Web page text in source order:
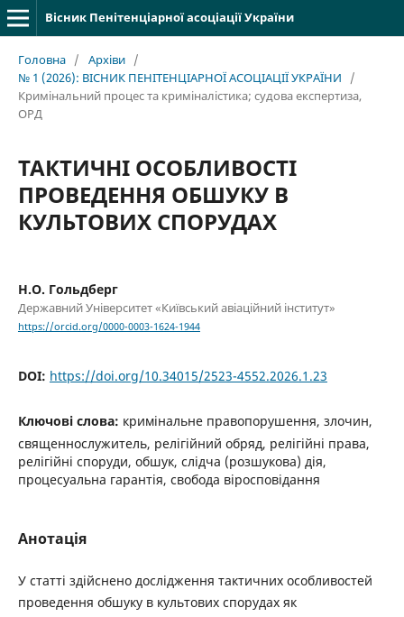
Вісник Пенітенціарної асоціації України
Головна / Архіви /
№ 1 (2026): ВІСНИК ПЕНІТЕНЦІАРНОЇ АСОЦІАЦІЇ УКРАЇНИ
/
Кримінальний процес та криміналістика; судова експертиза,
ОРД
ТАКТИЧНІ ОСОБЛИВОСТІ
ПРОВЕДЕННЯ ОБШУКУ В
КУЛЬТОВИХ СПОРУДАХ
Н.О. Гольдберг
Державний Університет «Київський авіаційний інститут»
https://orcid.org/0000-0003-1624-1944
DOI: https://doi.org/10.34015/2523-4552.2026.1.23
Ключові слова: кримінальне правопорушення, злочин,
священнослужитель, релігійний обряд, релігійні права,
релігійні споруди, обшук, слідча (розшукова) дія,
процесуальна гарантія, свобода віросповідання
Анотація
У статті здійснено дослідження тактичних особливостей
проведення обшуку в культових спорудах як